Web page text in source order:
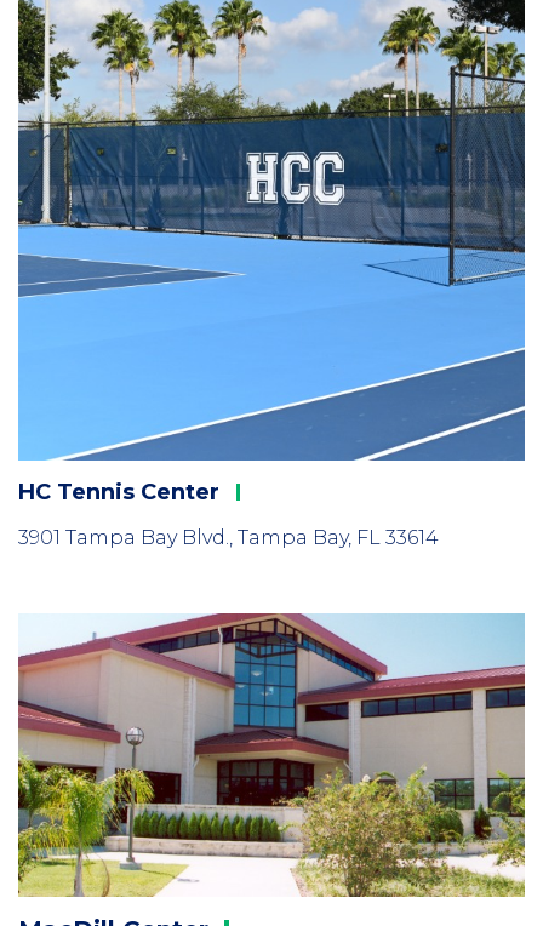
3
HC Tennis Center
3901 Tampa Bay Blvd., Tampa Bay, FL 33614